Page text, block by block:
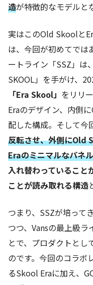
造が特徴的なモデルと
実はこのOld Skoolと
は、今回が初めてでは
ートライン「SSZ」は
SKOOL」を手がけ、
「Era Skool」 をリリ
Eraのデザイン、内側
配した構成。そして今
反転させ、外側にOld
Eraのミニマルなパネ
入れ替わっていること
ことが読み取れる構造
つまり、SSZが培って
つつ、Vansの最上級ラ
とで、プロダクトとし
のです。今回のコラボ
るSkool Eraに加え、